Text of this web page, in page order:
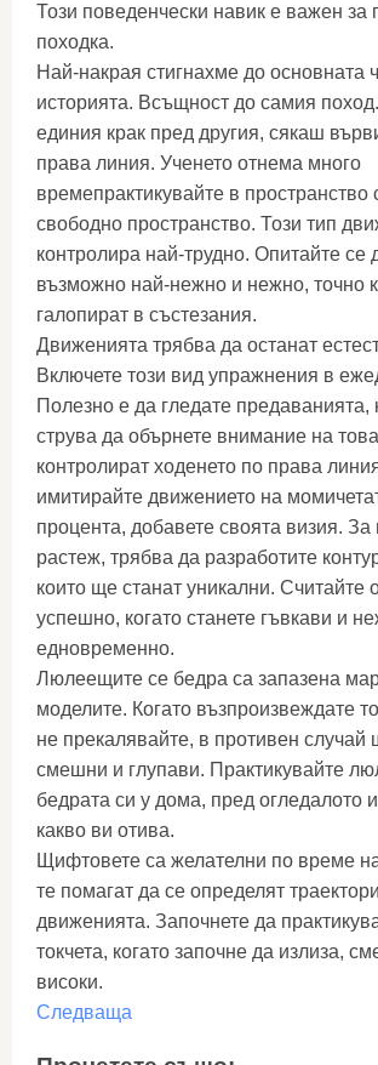
Този поведенчески навик е важен за
походка.
Най-накрая стигнахме до основната
историята. Всъщност до самия
единия крак пред другия, сякаш
права линия. Ученето отнема много
времепрактикувайте в пространство
свободно пространство. Този тип
контролира най-трудно. Опитайте се
възможно най-нежно и нежно, точно
галопират в състезания.
Движенията трябва да останат
Включете този вид упражнения в
Полезно е да гледате предаванията,
струва да обърнете внимание на
контролират ходенето по права
имитирайте движението на
процента, добавете своята визия. За
растеж, трябва да разработите
които ще станат уникални. Считайте
успешно, когато станете гъвкави и
едновременно.
Люлеещите се бедра са запазена
моделите. Когато възпроизвеждате
не прекалявайте, в противен случай
смешни и глупави. Практикувайте
бедрата си у дома, пред огледалото
какво ви отива.
Щифтовете са желателни по време
те помагат да се определят
движенията. Започнете да
токчета, когато започне да излиза,
високи.
Следваща